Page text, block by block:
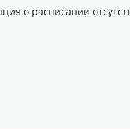
о расписании